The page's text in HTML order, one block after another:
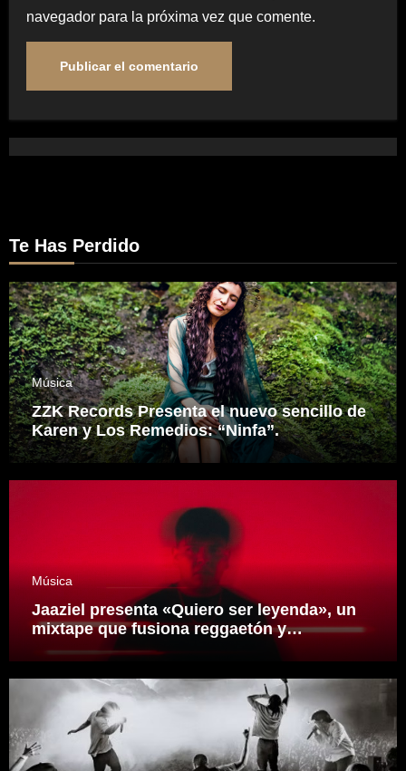
navegador para la próxima vez que comente.
Te Has Perdido
Música
ZZK Records Presenta el nuevo sencillo de
Karen y Los Remedios: “Ninfa”.
Música
Jaaziel presenta «Quiero ser leyenda», un
mixtape que fusiona reggaetón y
electrónica desde una visión propia
inspirado en el sonidero Mexicano.